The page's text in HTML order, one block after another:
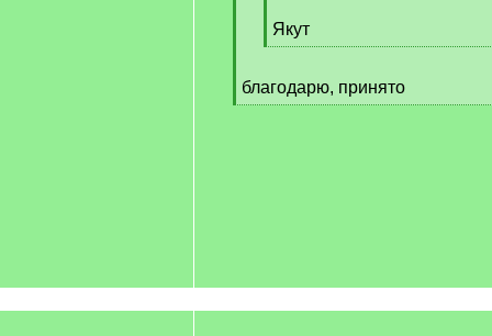
Якут
[
q
]
благодарю, принято
[